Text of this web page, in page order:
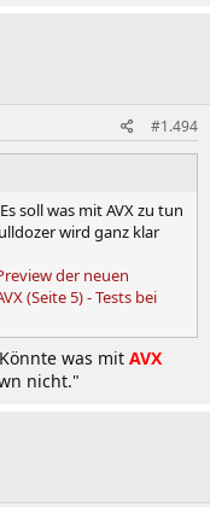
#1.494
soll was mit AVX zu tun
wird ganz klar
der neuen
(Seite 5) - Tests bei
was mit AVX
nicht."